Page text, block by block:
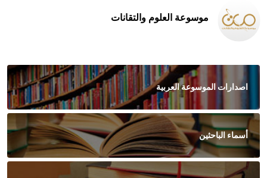
موسوعة العلوم والتقانات
اصدارات الموسوعة العربية
أسماء الباحثين